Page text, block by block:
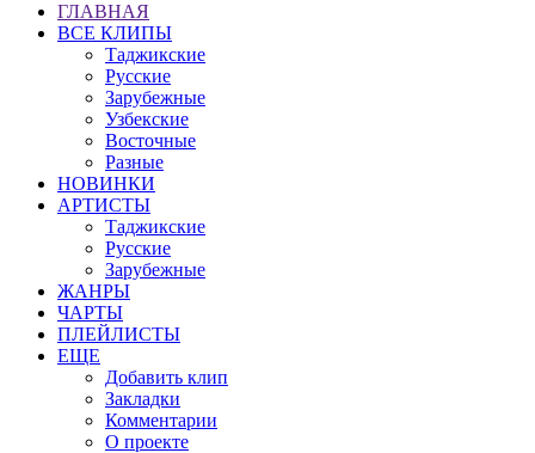
ГЛАВНАЯ
ВСЕ КЛИПЫ
Таджикские
Русские
Зарубежные
Узбекские
Восточные
Разные
НОВИНКИ
АРТИСТЫ
Таджикские
Русские
Зарубежные
ЖАНРЫ
ЧАРТЫ
ПЛЕЙЛИСТЫ
ЕЩЕ
Добавить клип
Закладки
Комментарии
О проекте